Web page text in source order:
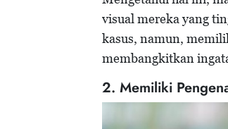
visual mereka yang
kasus, namun,
membangkitkan
2. Memiliki